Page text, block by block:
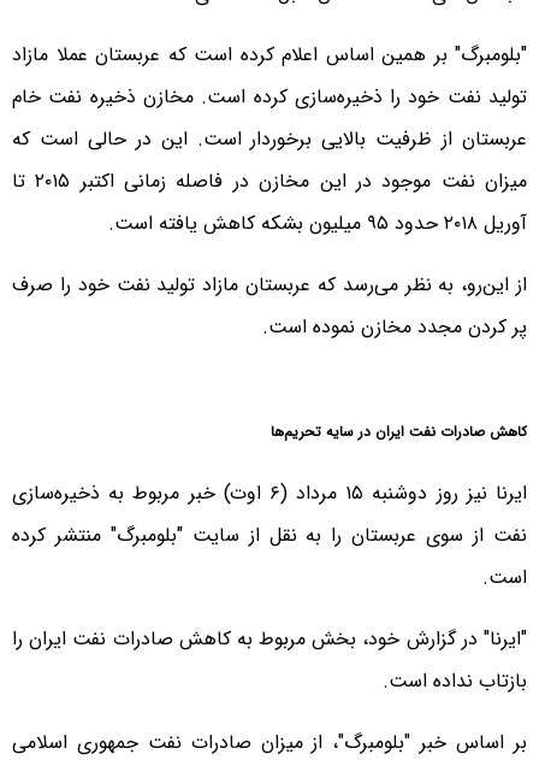
"بلومبرگ" بر همین اساس اعلام کرده است که عربستان عملا مازاد
تولید نفت خود را ذخیره‌سازی کرده است. مخازن ذخیره نفت خام
عربستان از ظرفیت بالایی برخوردار است. این در حالی است که
میزان نفت موجود در این مخازن در فاصله زمانی اکتبر ۲۰۱۵ تا
آوریل ۲۰۱۸ حدود ۹۵ میلیون بشکه کاهش یافته است.
از این‌رو، به نظر می‌رسد که عربستان مازاد تولید نفت خود را صرف
پر کردن مجدد مخازن نموده است.
کاهش صادرات نفت ایران در سایه تحریم‌ها
ایرنا نیز روز دوشنبه ۱۵ مرداد (۶ اوت) خبر مربوط به ذخیره‌سازی
نفت از سوی عربستان را به نقل از سایت "بلومبرگ" منتشر کرده
است.
"ایرنا" در گزارش خود، بخش مربوط به کاهش صادرات نفت ایران را
بازتاب نداده است.
بر اساس خبر "بلومبرگ"، از میزان صادرات نفت جمهوری اسلامی